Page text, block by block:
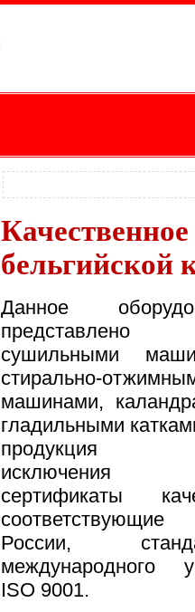
бельгийской
Данное
представлено
сушильными
стирально-
машинами,
гладильными
продукция
исключения
сертификаты
России,
международного
ISO 9001.